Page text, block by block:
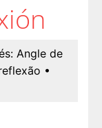
Angle de
•